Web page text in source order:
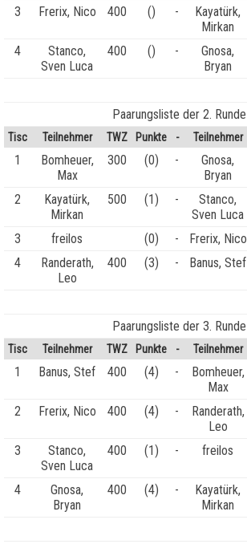
3
Frerix, Nico 400 () -
Kayatürk,
Mirkan
4
Stanco,
Sven Luca
400 () -
Gnosa,
Bryan
Paarungsliste der 2. Runde
Tisc Teilnehmer TWZ Punkte - Teilnehmer
1
Bomheuer,
Max
300 (0) -
Gnosa,
Bryan
2
Kayatürk,
Mirkan
500 (1) -
Stanco,
Sven Luca
3 freilos (0) - Frerix, Nico
4
Randerath,
Leo
400 (3) - Banus, Stef
Paarungsliste der 3. Runde
Tisc Teilnehmer TWZ Punkte - Teilnehmer
1 Banus, Stef 400 (4) -
Bomheuer,
Max
2 Frerix, Nico 400 (4) -
Randerath,
Leo
3
Stanco,
Sven Luca
400 (1) - freilos
4
Gnosa,
Bryan
400 (4) -
Kayatürk,
Mirkan